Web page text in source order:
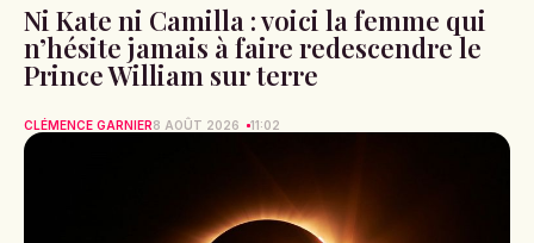
Ni Kate ni Camilla : voici la femme qui
n’hésite jamais à faire redescendre le
Prince William sur terre
CLÉMENCE GARNIER8 AOÛT 2026 11:02